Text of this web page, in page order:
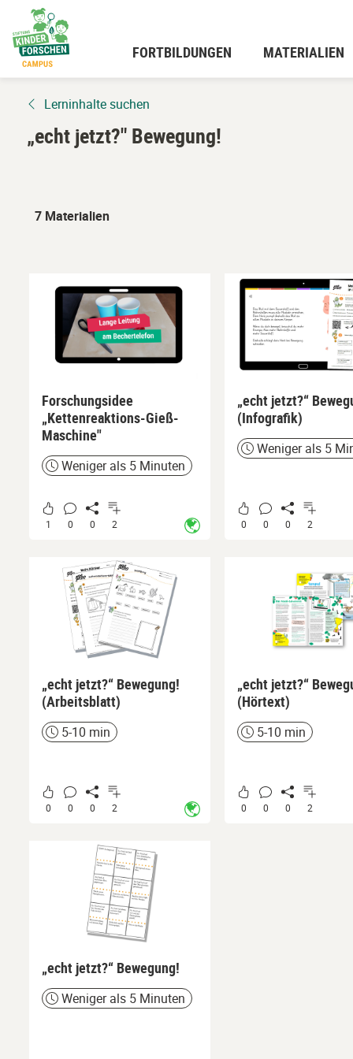
Hauptinhalt
wechseln
FORTBILDUNGEN MATERIALIEN
Lerninhalte suchen
„echt jetzt?" Bewegung!
7 Materialien
Forschungsidee
„Kettenreaktions-Gieß-
Maschine"
ZeitWeniger als 5 Minuten
1 0 0 2
„echt jetzt?“
(Infografik)
ZeitWeniger als 5
0 0 0 2
Arbeitsblätter
„echt jetzt?“ Bewegung!
(Arbeitsblatt)
Zeit5-10 min
0 0 0 2
„echt jetzt?“
(Hörtext)
Zeit5-10 min
0 0 0 2
„echt jetzt?“ Bewegung!
ZeitWeniger als 5 Minuten